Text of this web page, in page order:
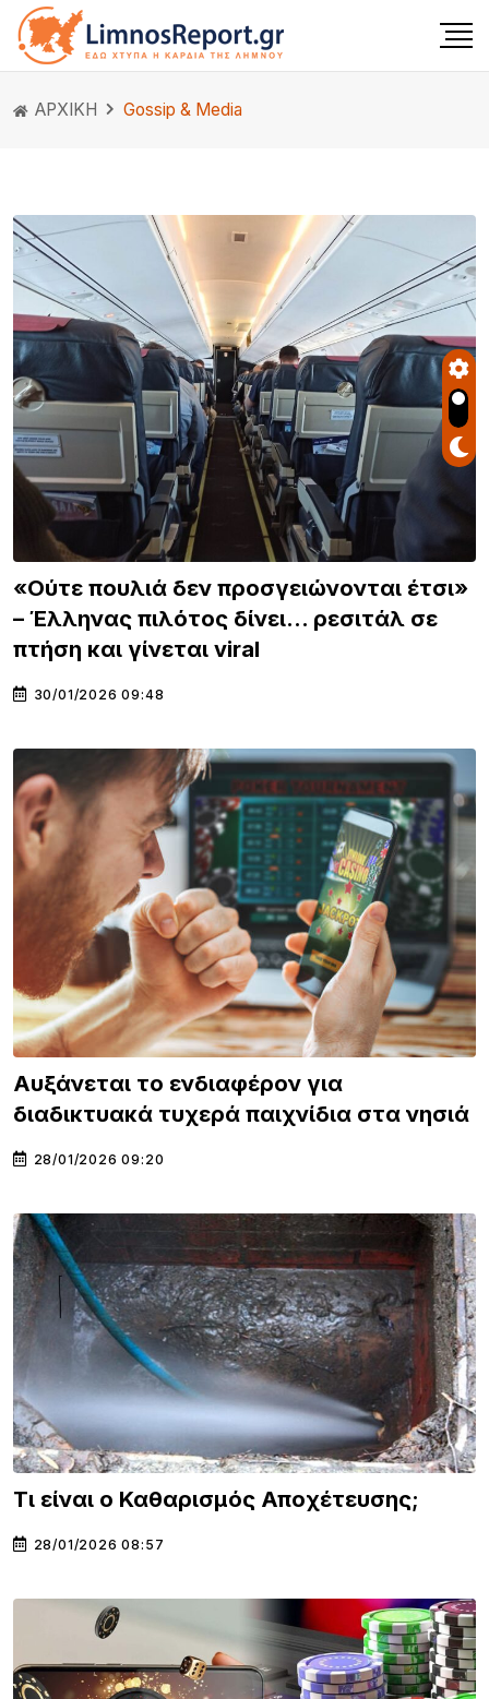
ΑΡΧΙΚΗ Gossip & Media
«Ούτε πουλιά δεν προσγειώνονται έτσι»
– Έλληνας πιλότος δίνει… ρεσιτάλ σε
πτήση και γίνεται viral
30/01/2026 09:48
Αυξάνεται το ενδιαφέρον για
διαδικτυακά τυχερά παιχνίδια στα νησιά
28/01/2026 09:20
Τι είναι ο Καθαρισμός Αποχέτευσης;
28/01/2026 08:57